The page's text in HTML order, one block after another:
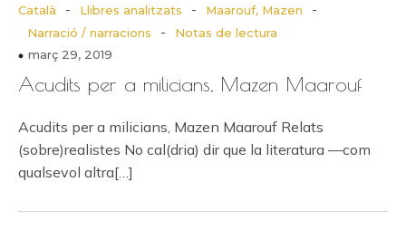
Català - Llibres analitzats - Maarouf, Mazen -
Narració / narracions -
Notas de lectura
març 29, 2019
Acudits per a milicians, Mazen Maarouf
Acudits per a milicians, Mazen Maarouf Relats
(sobre)realistes No cal(dria) dir que la literatura —com
qualsevol altra[…]